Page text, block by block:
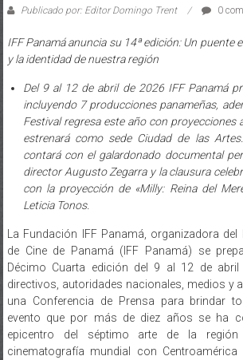
Publicado por: Editor Domingo Trent 0
IFF Panamá anuncia su 14ª edición: Un puente
y la identidad de nuestra región
Del 9 al 12 de abril de 2026 IFF Panamá
incluyendo 7 producciones panameñas,
Festival regresa este año con proyecciones
estrenará como sede Ciudad de las
contará con el galardonado documental
director Augusto Zegarra y la clausura
con la proyección de «Milly: Reina del
Leticia Tonos.
La Fundación IFF Panamá, organizadora del
de Cine de Panamá (IFF Panamá) se
Décimo Cuarta edición del 9 al 12 de
directivos, autoridades nacionales, medios y
una Conferencia de Prensa para brindar
evento que por más de diez años se ha
epicentro del séptimo arte de la
cinematografía mundial con